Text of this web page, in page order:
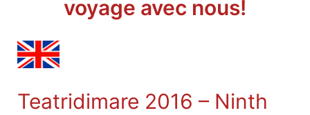
voyage avec nous!
Teatridimare 2016 – Ninth